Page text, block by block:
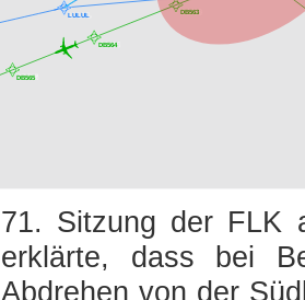
71. Sitzung der FLK
erklärte, dass bei
Abdrehen von der